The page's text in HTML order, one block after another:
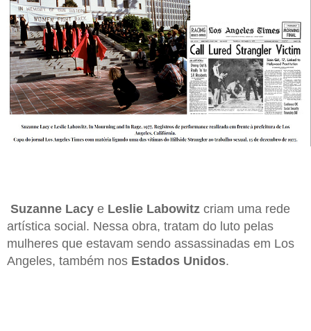
Suzanne Lacy e Leslie Labowitz criam uma rede
artística social. Nessa obra, tratam do luto pelas
mulheres que estavam sendo assassinadas em Los
Angeles, também nos Estados Unidos.